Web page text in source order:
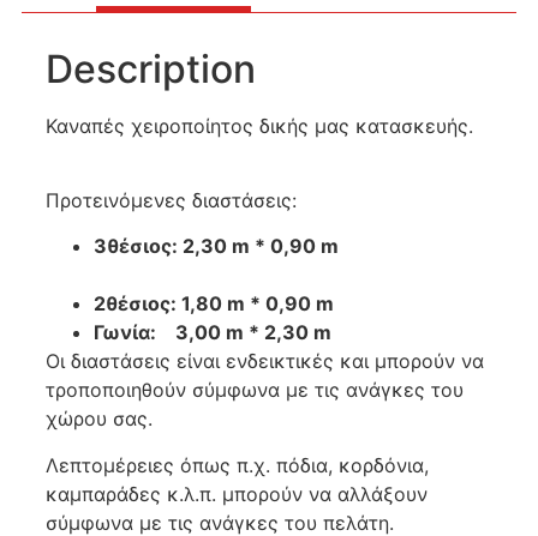
Description
Καναπές χειροποίητος δικής μας κατασκευής.
Προτεινόμενες διαστάσεις:
3θέσιος: 2,30 m * 0,90 m
2θέσιος: 1,80 m * 0,90 m
Γωνία: 3,00 m * 2,30 m
Οι διαστάσεις είναι ενδεικτικές και μπορούν να
τροποποιηθούν σύμφωνα με τις ανάγκες του
χώρου σας.
Λεπτομέρειες όπως π.χ. πόδια, κορδόνια,
καμπαράδες κ.λ.π. μπορούν να αλλάξουν
σύμφωνα με τις ανάγκες του πελάτη.